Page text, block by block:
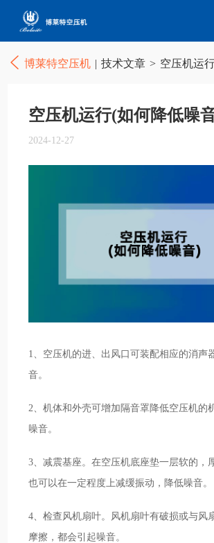
博莱特空压机 | 技术文章 > 空压机运
空压机运行(如何降低噪
2024-12-27
1、空压机的进、出风口可装配相应的消声
音。
2、机体和外壳可增加隔音罩降低空压机的
噪音。
3、减震基座。在空压机底座垫一层软的，
也可以在一定程度上减缓振动，降低噪音。
4、检查风机扇叶。风机扇叶有破损或与风
摩擦，都会引起噪音。